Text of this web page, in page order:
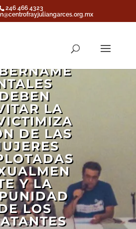
246 466 4323
DEBEN
LA
DE LAS
Y LA
LOS